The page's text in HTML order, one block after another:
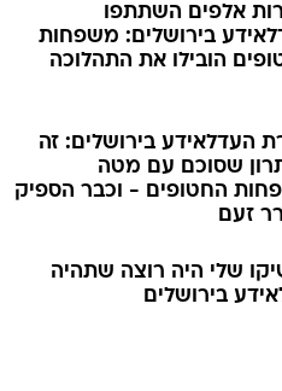
אלפים השתתפו
בירושלים: משפחות
הובילו את התהלוכה
העדלאידע בירושלים: זה
שסוכם עם מטה
החטופים - וכבר הספיק
זעם
שלי היה רוצה שתהיה
בירושלים